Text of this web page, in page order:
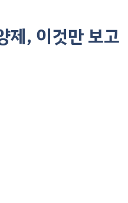
제, 이것만 보고